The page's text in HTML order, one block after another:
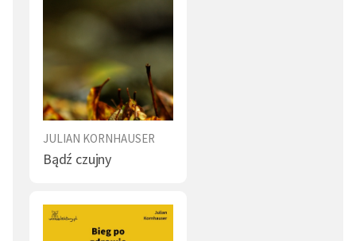
JULIAN KORNHAUSER
Bądź czujny